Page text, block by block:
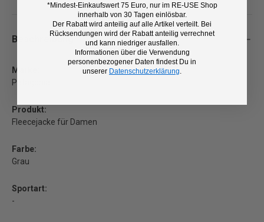
Beschreibung
Marke:
Patagonia
Produkt:
Fleecejacke für Damen
Farbe:
Grau
Sportart:
-
*Mindest-Einkaufswert 75 Euro, nur im RE-USE Shop
innerhalb von 30 Tagen einlösbar.
Der Rabatt wird anteilig auf alle Artikel verteilt. Bei
Rücksendungen wird der Rabatt anteilig verrechnet
und kann niedriger ausfallen.
Informationen über die Verwendung
personenbezogener Daten findest Du in
unserer Datenschutzerklärung